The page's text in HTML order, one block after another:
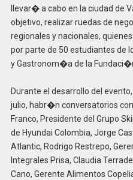
llevar� a cabo en la ciudad de
objetivo, realizar ruedas de
regionales y nacionales,
por parte de 50 estudiantes de
y Gastronom�a de la
Durante el desarrollo del
julio, habr�n conversatorios
Franco, Presidente del Grupo
de Hyundai Colombia, Jorge
Atlantic, Rodrigo Restrepo,
Integrales Prisa, Claudia
Cano, Gerente Alimentos